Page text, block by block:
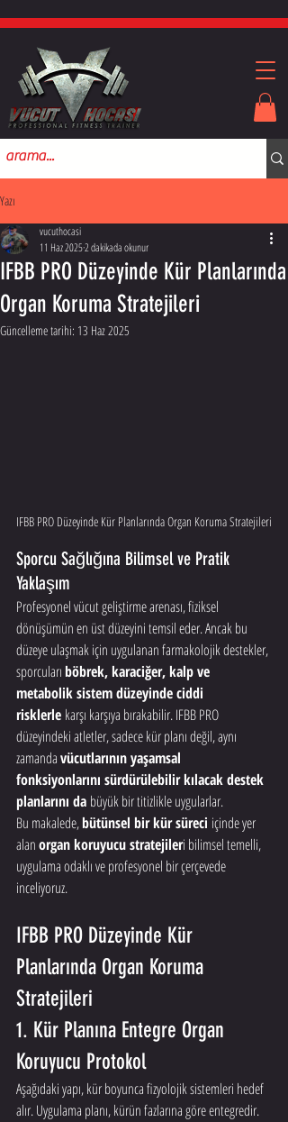
Yazı
IFBB PRO Düzeyinde Kür Planlarında
Organ Koruma Stratejileri
vucuthocasi
11 Haz 20252 dakikada okunur
Güncelleme tarihi: 13 Haz 2025
IFBB PRO Düzeyinde Kür Planlarında Organ Koruma Stratejileri
Sporcu Sağlığına Bilimsel ve Pratik
Yaklaşım
Profesyonel vücut geliştirme arenası, fiziksel
dönüşümün en üst düzeyini temsil eder. Ancak bu
düzeye ulaşmak için uygulanan farmakolojik destekler,
sporcuları böbrek, karaciğer, kalp ve
metabolik sistem düzeyinde ciddi
risklerle karşı karşıya bırakabilir. IFBB PRO
düzeyindeki atletler, sadece kür planı değil, aynı
zamanda vücutlarının yaşamsal
fonksiyonlarını sürdürülebilir kılacak destek
planlarını da büyük bir titizlikle uygularlar.
Bu makalede, bütünsel bir kür süreci içinde yer
alan organ koruyucu stratejileri bilimsel temelli,
uygulama odaklı ve profesyonel bir çerçevede
inceliyoruz.
IFBB PRO Düzeyinde Kür
Planlarında Organ Koruma
Stratejileri
1. Kür Planına Entegre Organ
Koruyucu Protokol
Aşağıdaki yapı, kür boyunca fizyolojik sistemleri hedef
alır. Uygulama planı, kürün fazlarına göre entegredir.